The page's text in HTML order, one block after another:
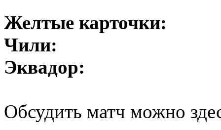
Желтые карточки:
Чили:
Эквадор:
Обсудить матч можно